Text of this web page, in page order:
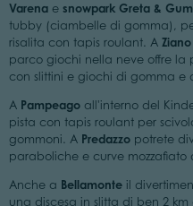
Varena esnowpark Greta &
tubby (ciambelle di gomma),
risalita con tapis roulant. A
parco giochi nella neve offre la
con slittini e giochi di gomma e
A Pampeago all'interno del
pista con tapis roulant per
gommoni. A Predazzo potrete
paraboliche e curve
Anche a Bellamonte il
una discesa in slitta di ben 2